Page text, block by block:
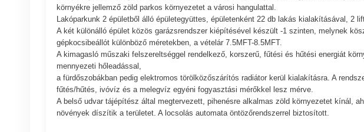
környékre jellemző zöld parkos környezetet a városi hangulattal.
Lakóparkunk 2 épületből álló épületegyüttes, épületenként 22 db lakás kialakításával, 2
A két különálló épület közös garázsrendszer kiépítésével készült -1 szinten, melynek
gépkocsibeállót különböző méretekben, a vételár 7.5MFT-8.5MFT.
A kimagasló műszaki felszereltséggel rendelkező, korszerű, fűtési és hűtési energiát
mennyezeti hőleadással,
a fürdőszobákban pedig elektromos törölközőszárítós radiátor kerül kialakításra. A
fűtés/hűtés, ivóvíz és a melegvíz egyéni fogyasztási mérőkkel lesz mérve.
A belső udvar tájépítész által megtervezett, pihenésre alkalmas zöld környezetet kínál,
növények díszítik a területet. A locsolás automata öntözőrendszerrel biztosított.